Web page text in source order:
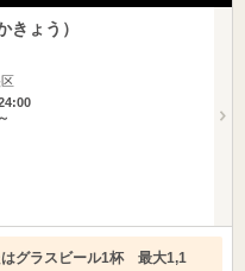
きょう）
はグラスビール1杯 最大1,1